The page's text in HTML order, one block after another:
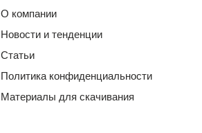
О компании
Новости и тенденции
Статьи
Политика конфиденциальности
Материалы для скачивания